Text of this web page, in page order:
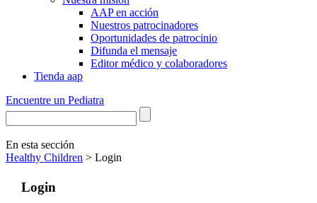
AAP en acción
Nuestros patrocinadores
Oportunidades de patrocinio
Difunda el mensaje
Editor médico y colaboradores
Tienda aap
Encuentre un Pediatra
En esta sección
Healthy Children > Login
Login